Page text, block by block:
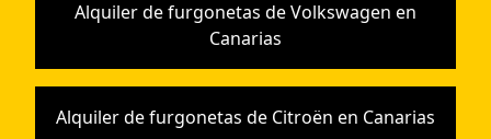
Alquiler de furgonetas de Volkswagen en
Canarias
Alquiler de furgonetas de Citroën en Canarias